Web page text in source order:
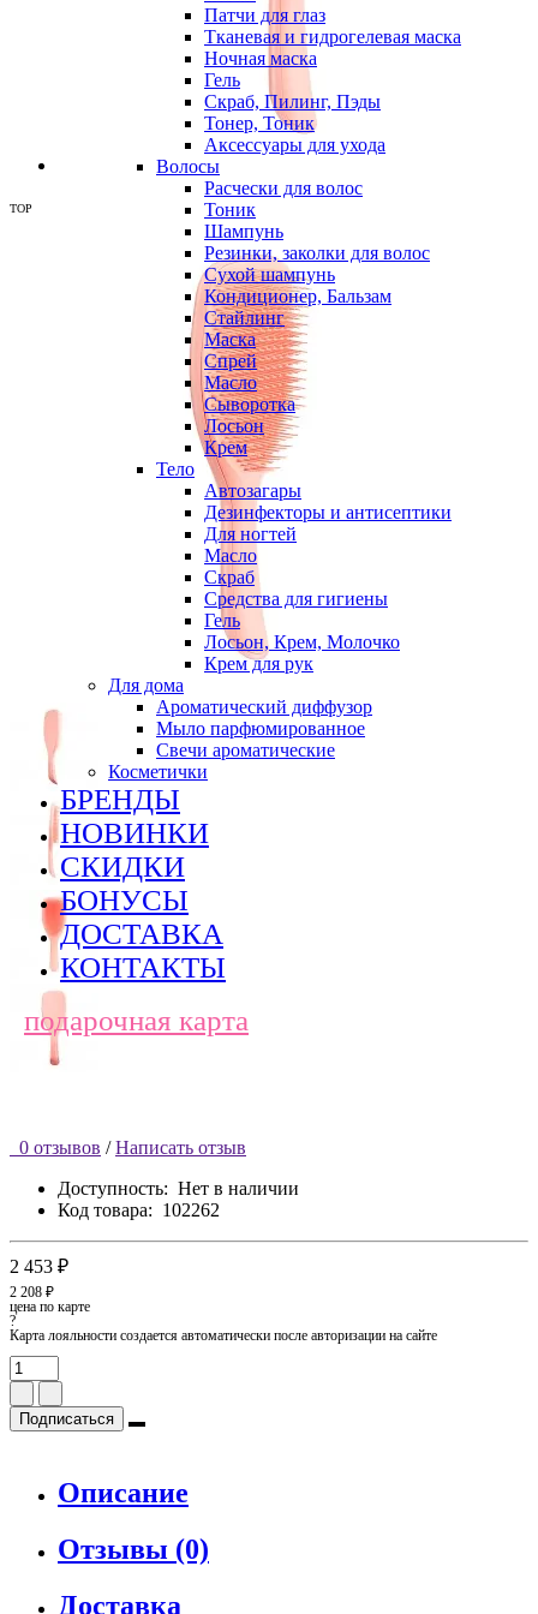
Патчи для глаз
Тканевая и гидрогелевая маска
Ночная маска
Гель
Скраб, Пилинг, Пэды
Тонер, Тоник
Аксессуары для ухода
Волосы
Расчески для волос
Тоник
Шампунь
Резинки, заколки для волос
Сухой шампунь
Кондиционер, Бальзам
Стайлинг
Маска
Спрей
Масло
Сыворотка
Лосьон
Крем
Тело
Автозагары
Дезинфекторы и антисептики
Для ногтей
Масло
Скраб
Средства для гигиены
Гель
Лосьон, Крем, Молочко
Крем для рук
Для дома
Ароматический диффузор
Мыло парфюмированное
Свечи ароматические
Косметички
БРЕНДЫ
НОВИНКИ
СКИДКИ
БОНУСЫ
ДОСТАВКА
КОНТАКТЫ
подарочная карта
TOP
0 отзывов / Написать отзыв
Доступность: Нет в наличии
Код товара: 102262
2 453 ₽
2 208 ₽
цена по карте
?
Карта лояльности создается автоматически после авторизации на сайте
Подписаться
Описание
Отзывы (0)
Доставка